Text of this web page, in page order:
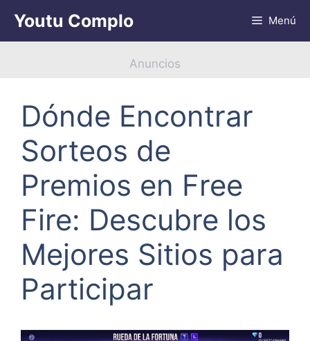
contenido
Youtu Complo Menú
Anuncios
Dónde Encontrar
Sorteos de
Premios en Free
Fire: Descubre los
Mejores Sitios para
Participar